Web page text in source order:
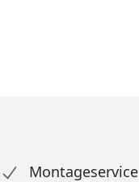
Montageservice